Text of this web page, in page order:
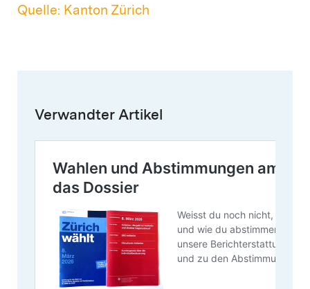
Quelle: Kanton Zürich
Verwandter Artikel